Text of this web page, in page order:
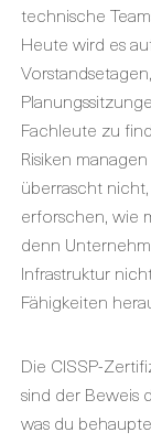
technische
Heute wird es
Fachleute zu
Risiken
überrascht
erforschen, wie
denn
Infrastruktur
Fähigkeiten
Die CISSP-
sind der Beweis
was du